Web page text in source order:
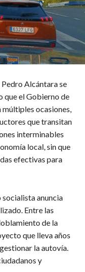
Pedro Alcántara se
que el Gobierno de
ocasiones,
que transitan
interminables
local, sin que
efectivas para
anuncia
Entre las
de la
que lleva años
la autovía.
y